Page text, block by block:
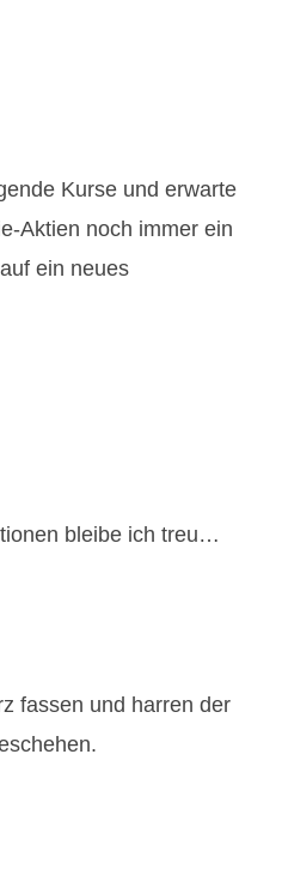
Kurse und erwarte
Aktien noch immer ein
ein neues
bleibe ich treu…
fassen und harren der